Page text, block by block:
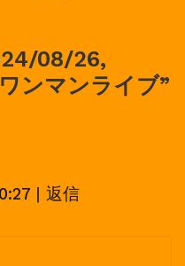
08/26,
ンマンライブ”
返信